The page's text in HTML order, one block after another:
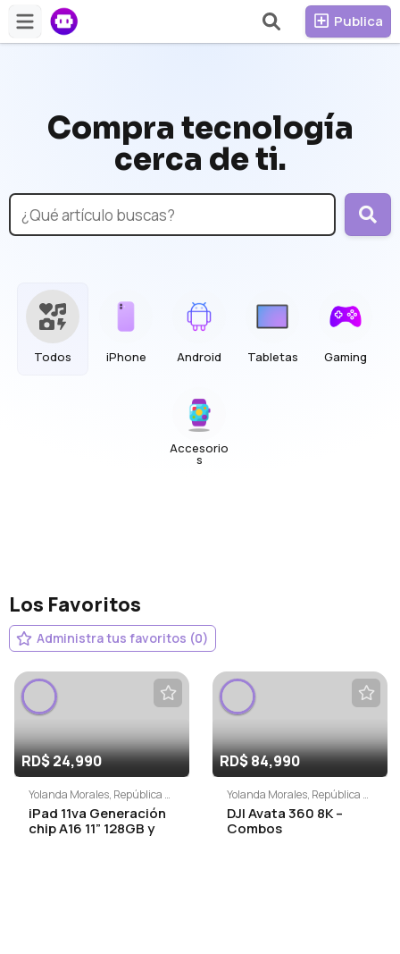
Publica
Compra tecnología
cerca de ti.
Todos iPhone Android Tabletas Gaming
Accesorio
s
Los Favoritos
Administra tus favoritos (0)
RD$ 24,990
Yolanda Morales, República Dominicana
iPad 11va Generación
chip A16 11” 128GB y
RD$ 84,990
Yolanda Morales, República Dominicana
DJI Avata 360 8K –
Combos